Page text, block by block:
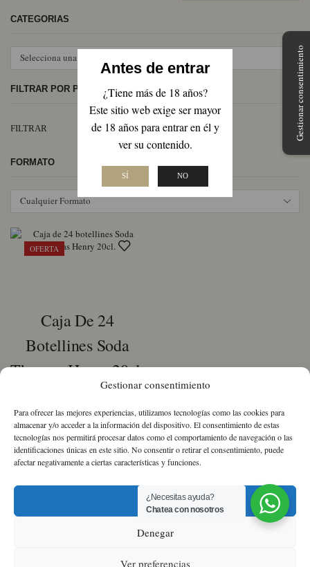
Gestionar consentimiento
Para ofrecer las mejores experiencias, utilizamos tecnologías como las cookies para
almacenar y/o acceder a la información del dispositivo. El consentimiento de estas
tecnologías nos permitirá procesar datos como el comportamiento de navegación o las
identificaciones únicas en este sitio. No consentir o retirar el consentimiento, puede
afectar negativamente a ciertas características y funciones.
Aceptar
Denegar
Ver preferencias
Antes de entrar
¿Tiene más de 18 años?
Este sitio web exige ser mayor
de 18 años para entrar en él y
ver su contenido.
SÍ NO
CATEGORÍAS
Selecciona una categoría
FILTRAR POR PRECIO
FILTRAR
FORMATO
Cualquier Formato
OFERTA
Caja De 24
Botellines Soda
Thomas Henry 20cl.
precio
original
era:
precio
actual
es:
Incluido
Caja
de
Política de Cookies
Política
Gestionar consentimiento
¿Necesitas ayuda?
Chatea con nosotros